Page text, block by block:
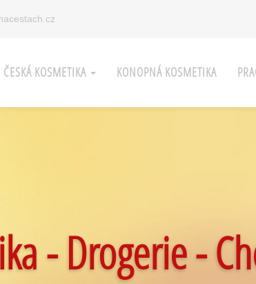
ČESKÁ KOSMETIKA KONOPNÁ KOSMETIKA
- Drogerie -